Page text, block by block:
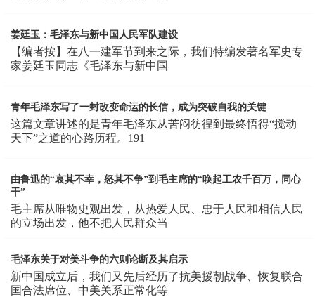
姜廷玉：毛泽东与新中国人民军队建设
【编者按】在八一建军节到来之际，我们特编发著名军史专
家姜廷玉同志《毛泽东与新中国
青年毛泽东写了一封改变命运的长信，成为突破自我的关键
这篇文章讲述的是青年毛泽东从苦闷彷徨到最终悟得“搅动
天下”之道的心路历程。191
由鲁迅的“哀其不幸，怒其不争”到毛主席的“唤起工农千百万，同心
干”
毛主席从唯物史观出发，从热爱人民、忠于人民和相信人民
的立场出发，他不把人民群众当
毛泽东关于对美斗争的六则论断及其启示
新中国成立后，我们又先后经历了抗美援朝战争、恢复联合
国合法席位、中美关系正常化等